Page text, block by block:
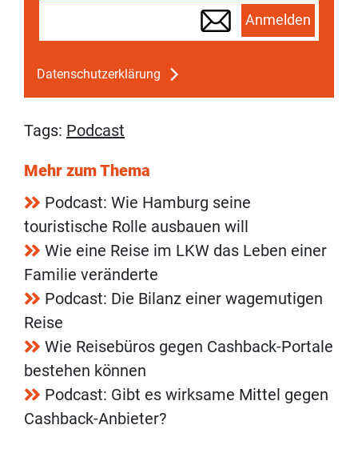
Anmelden
Datenschutzerklärung
Tags: Podcast
Mehr zum Thema
Podcast: Wie Hamburg seine
touristische Rolle ausbauen will
Wie eine Reise im LKW das Leben einer
Familie veränderte
Podcast: Die Bilanz einer wagemutigen
Reise
Wie Reisebüros gegen Cashback-Portale
bestehen können
Podcast: Gibt es wirksame Mittel gegen
Cashback-Anbieter?